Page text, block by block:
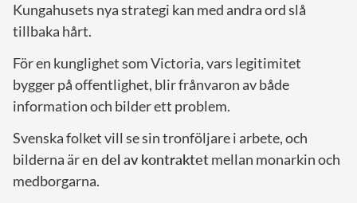
Kungahusets nya strategi kan med andra ord slå
tillbaka hårt.
För en kunglighet som Victoria, vars legitimitet
bygger på offentlighet, blir frånvaron av både
information och bilder ett problem.
Svenska folket vill se sin tronföljare i arbete, och
bilderna ären del av kontraktetmellan monarkin och
medborgarna.